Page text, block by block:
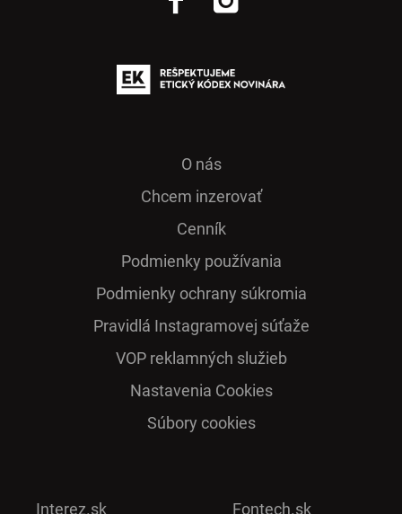
O nás
Chcem inzerovať
Cenník
Podmienky používania
Podmienky ochrany súkromia
Pra­vidlá Ins­ta­gra­mo­vej sú­ťaže
VOP reklamných služieb
Nastavenia Cookies
Súbory cookies
Interez.sk Fontech.sk